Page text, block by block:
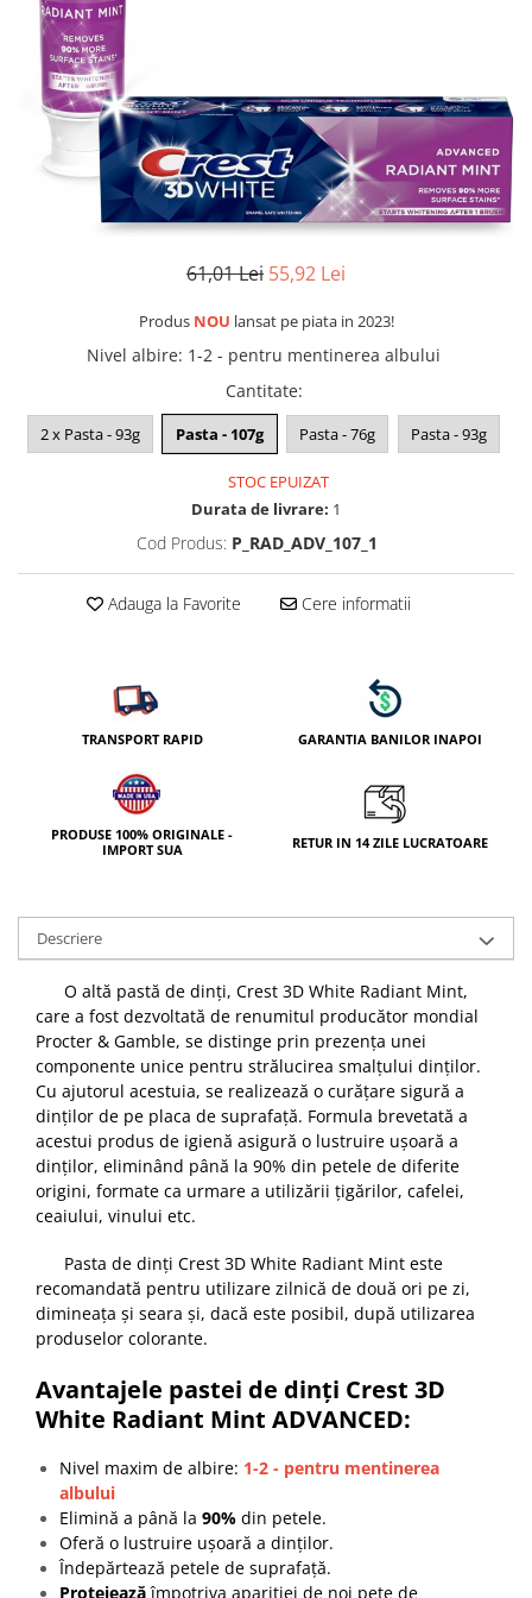
61,01 Lei 55,92 Lei
Produs NOU lansat pe piata in 2023!
Nivel albire: 1-2 - pentru mentinerea albului
Cantitate:
2 x Pasta - 93g Pasta - 107g Pasta - 76g Pasta - 93g
STOC EPUIZAT
Durata de livrare: 1
Cod Produs: P_RAD_ADV_107_1
Adauga la Favorite Cere informatii
TRANSPORT RAPID GARANTIA BANILOR INAPOI
PRODUSE 100% ORIGINALE -
IMPORT SUA
RETUR IN 14 ZILE LUCRATOARE
Descriere
O altă pastă de dinți, Crest 3D White Radiant Mint,
care a fost dezvoltată de renumitul producător mondial
Procter & Gamble, se distinge prin prezența unei
componente unice pentru strălucirea smalțului dinților.
Cu ajutorul acestuia, se realizează o curățare sigură a
dinților de pe placa de suprafață. Formula brevetată a
acestui produs de igienă asigură o lustruire ușoară a
dinților, eliminând până la 90% din petele de diferite
origini, formate ca urmare a utilizării țigărilor, cafelei,
ceaiului, vinului etc.
Pasta de dinți Crest 3D White Radiant Mint este
recomandată pentru utilizare zilnică de două ori pe zi,
dimineața și seara și, dacă este posibil, după utilizarea
produselor colorante.
Avantajele pastei de dinți Crest 3D
White Radiant Mint ADVANCED:
Nivel maxim de albire: 1-2 - pentru mentinerea
albului
Elimină a până la 90% din petele.
Oferă o lustruire ușoară a dinților.
Îndepărtează petele de suprafață.
Protejeazăîmpotriva apariției de noi pete de